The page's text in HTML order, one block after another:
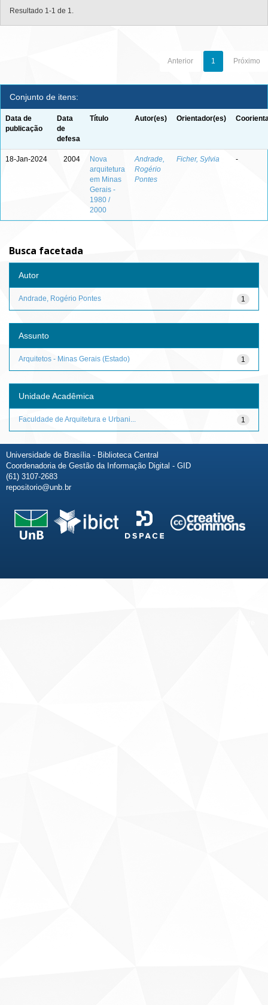
Resultado 1-1 de 1.
Anterior 1 Próximo
Conjunto de itens:
Data de
publicação
Data
de
defesa
Título Autor(es) Orientador(es)
18-Jan-2024 2004
Nova
arquitetura
em Minas
Gerais -
1980 /
2000
Andrade,
Rogério
Pontes
Ficher, Sylvia -
Busca facetada
Autor
1
Andrade, Rogério Pontes
Assunto
1
Arquitetos - Minas Gerais (Estado)
Unidade Acadêmica
1
Faculdade de Arquitetura e Urbani...
Universidade de Brasília - Biblioteca Central
Coordenadoria de Gestão da Informação Digital - GID
(61) 3107-2683
repositorio@unb.br